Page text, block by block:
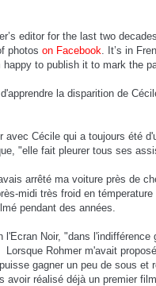
editor for the last two
photos on Facebook . It’s in
to publish it to mark the
la disparition de
Cécile qui a toujours été
"elle fait pleurer tous ses
arrêté ma voiture près de
midi très froid en
pendant des années.
Noir, "dans l'indifférence
Lorsque Rohmer m'avait
gagner un peu de sous et
réalisé déjà un premier film.